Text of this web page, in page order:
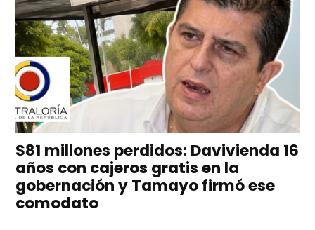
$81 millones perdidos: Davivienda 16
años con cajeros gratis en la
gobernación y Tamayo firmó ese
comodato